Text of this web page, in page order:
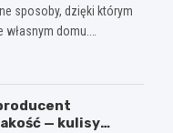
sposoby, dzięki którym
domu.…
— kulisy